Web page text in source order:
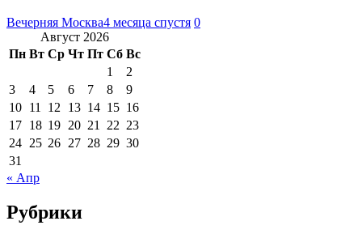
Вечерняя Москва4 месяца спустя 0
Август 2026
Пн Вт Ср Чт Пт Сб Вс
1
2
3
4 5 6 7 8
9
10 11 12 13 14 15 16
17 18 19 20 21 22 23
24 25 26 27 28 29 30
31
« Апр
Рубрики